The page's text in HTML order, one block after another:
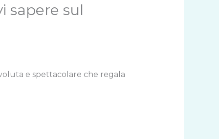
sapere sul
e spettacolare che regala